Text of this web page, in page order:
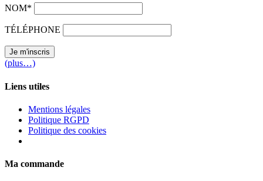
NOM*
TÉLÉPHONE
(plus…)
Liens utiles
Mentions légales
Politique RGPD
Politique des cookies
Ma commande